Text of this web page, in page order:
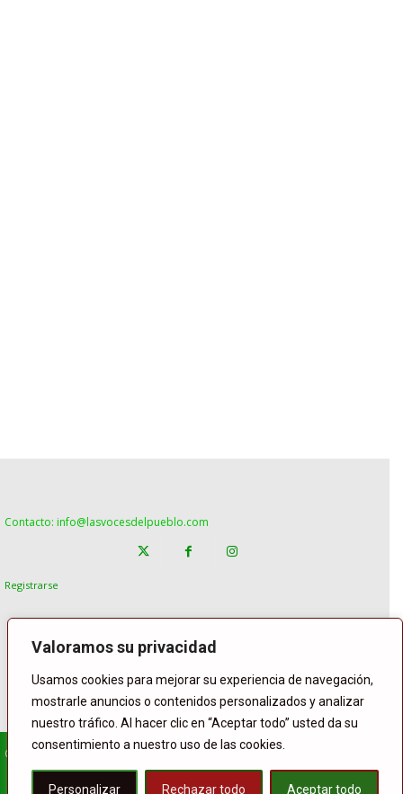
Valoramos su privacidad
Usamos cookies para mejorar su experiencia de navegación,
mostrarle anuncios o contenidos personalizados y analizar
nuestro tráfico. Al hacer clic en “Aceptar todo” usted da su
consentimiento a nuestro uso de las cookies.
Personalizar Rechazar todo Aceptar todo
Contacto: info@lasvocesdelpueblo.com
Registrarse
© Copyright Lasvocesdelpueblo
Homepage POLÍTICA ESPAÑA GENTE INTERNACIONAL